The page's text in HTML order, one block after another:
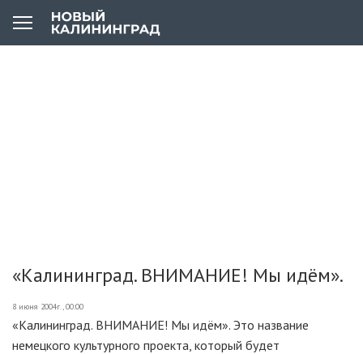
«Калининград. ВНИМАНИЕ! Мы идём».
8 июня 2004г., 00:00
«Калининград. ВНИМАНИЕ! Мы идём». Это название
немецкого культурного проекта, который будет